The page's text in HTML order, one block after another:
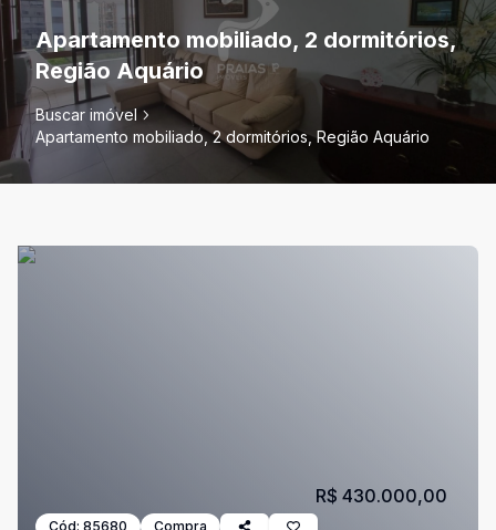
Apartamento mobiliado, 2 dormitórios,
Região Aquário
Buscar imóvel
Apartamento mobiliado, 2 dormitórios, Região Aquário
Cód: 85680 Compra
R$ 430.000,00